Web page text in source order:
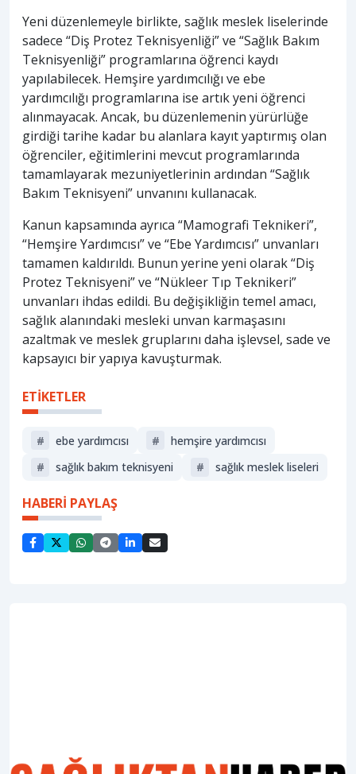
Yeni düzenlemeyle birlikte, sağlık meslek liselerinde
sadece “Diş Protez Teknisyenliği” ve “Sağlık Bakım
Teknisyenliği” programlarına öğrenci kaydı
yapılabilecek. Hemşire yardımcılığı ve ebe
yardımcılığı programlarına ise artık yeni öğrenci
alınmayacak. Ancak, bu düzenlemenin yürürlüğe
girdiği tarihe kadar bu alanlara kayıt yaptırmış olan
öğrenciler, eğitimlerini mevcut programlarında
tamamlayarak mezuniyetlerinin ardından “Sağlık
Bakım Teknisyeni” unvanını kullanacak.
Kanun kapsamında ayrıca “Mamografi Teknikeri”,
“Hemşire Yardımcısı” ve “Ebe Yardımcısı” unvanları
tamamen kaldırıldı. Bunun yerine yeni olarak “Diş
Protez Teknisyeni” ve “Nükleer Tıp Teknikeri”
unvanları ihdas edildi. Bu değişikliğin temel amacı,
sağlık alanındaki mesleki unvan karmaşasını
azaltmak ve meslek gruplarını daha işlevsel, sade ve
kapsayıcı bir yapıya kavuşturmak.
ETİKETLER
# ebe yardımcısı #
hemşire yardımcısı
#
sağlık bakım teknisyeni # sağlık meslek liseleri
HABERİ PAYLAŞ